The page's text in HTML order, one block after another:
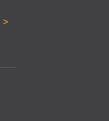
>